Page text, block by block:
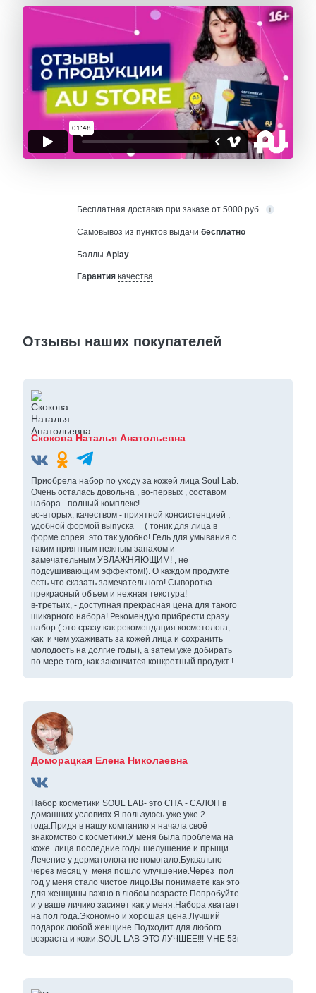
Бесплатная доставка при заказе от 5000 руб.
Самовывоз из пунктов выдачи бесплатно
Баллы Aplay
Гарантия качества
Отзывы наших покупателей
Скокова Наталья Анатольевна
Приобрела набор по уходу за кожей лица Soul Lab.
Очень осталась довольна , во-первых , составом
набора - полный комплекс!
во-вторых, качеством - приятной консистенцией ,
удобной формой выпуска ( тоник для лица в
форме спрея. это так удобно! Гель для умывания с
таким приятным нежным запахом и
замечательным УВЛАЖНЯЮЩИМ! , не
подсушивающим эффектом!). О каждом продукте
есть что сказать замечательного! Сыворотка -
прекрасный объем и нежная текстура!
в-третьих, - доступная прекрасная цена для такого
шикарного набора! Рекомендую прибрести сразу
набор ( это сразу как рекомендация косметолога,
как и чем ухаживать за кожей лица и сохранить
молодость на долгие годы), а затем уже добирать
по мере того, как закончится конкретный продукт !
Доморацкая Елена Николаевна
Набор косметики SOUL LAB- это СПА - САЛОН в
домашних условиях.Я пользуюсь уже уже 2
года.Придя в нашу компанию я начала своё
знакомство с косметики.У меня была проблема на
коже лица последние годы шелушение и прыщи.
Лечение у дерматолога не помогало.Буквально
через месяц у меня пошло улучшение.Через пол
год у меня стало чистое лицо.Вы понимаете как это
для женщины важно в любом возрасте.Попробуйте
и у ваше личико засияет как у меня.Набора хватает
на пол года.Экономно и хорошая цена.Лучший
подарок любой женщине.Подходит для любого
возраста и кожи.SOUL LAB-ЭТО ЛУЧШЕЕ!!! МНЕ 53г